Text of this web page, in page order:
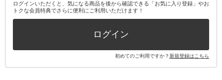
ログインいただくと、気になる商品を後から確認できる「お気に入り登録」やお
トクな会員特典でさらに便利にご利用いただけます！
ログイン
初めてのご利用ですか？新規登録はこちら